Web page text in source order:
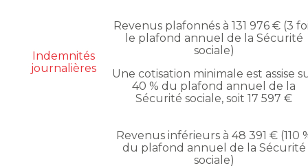
Indemnités
journalières
Revenus plafonnés à 131 976 € (3
le plafond annuel de la Sécurité
sociale)
Une cotisation minimale est assise
40 % du plafond annuel de la
Sécurité sociale, soit 17 597 €
Revenus inférieurs à 48 391 € (110
du plafond annuel de la Sécurité
sociale)